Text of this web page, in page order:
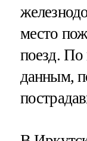
место
поезд. По
данным,